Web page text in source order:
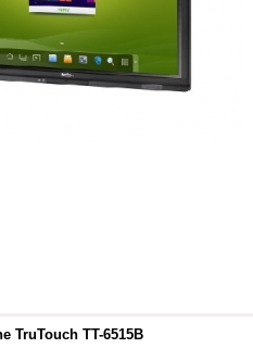
TruTouch TT-6515B